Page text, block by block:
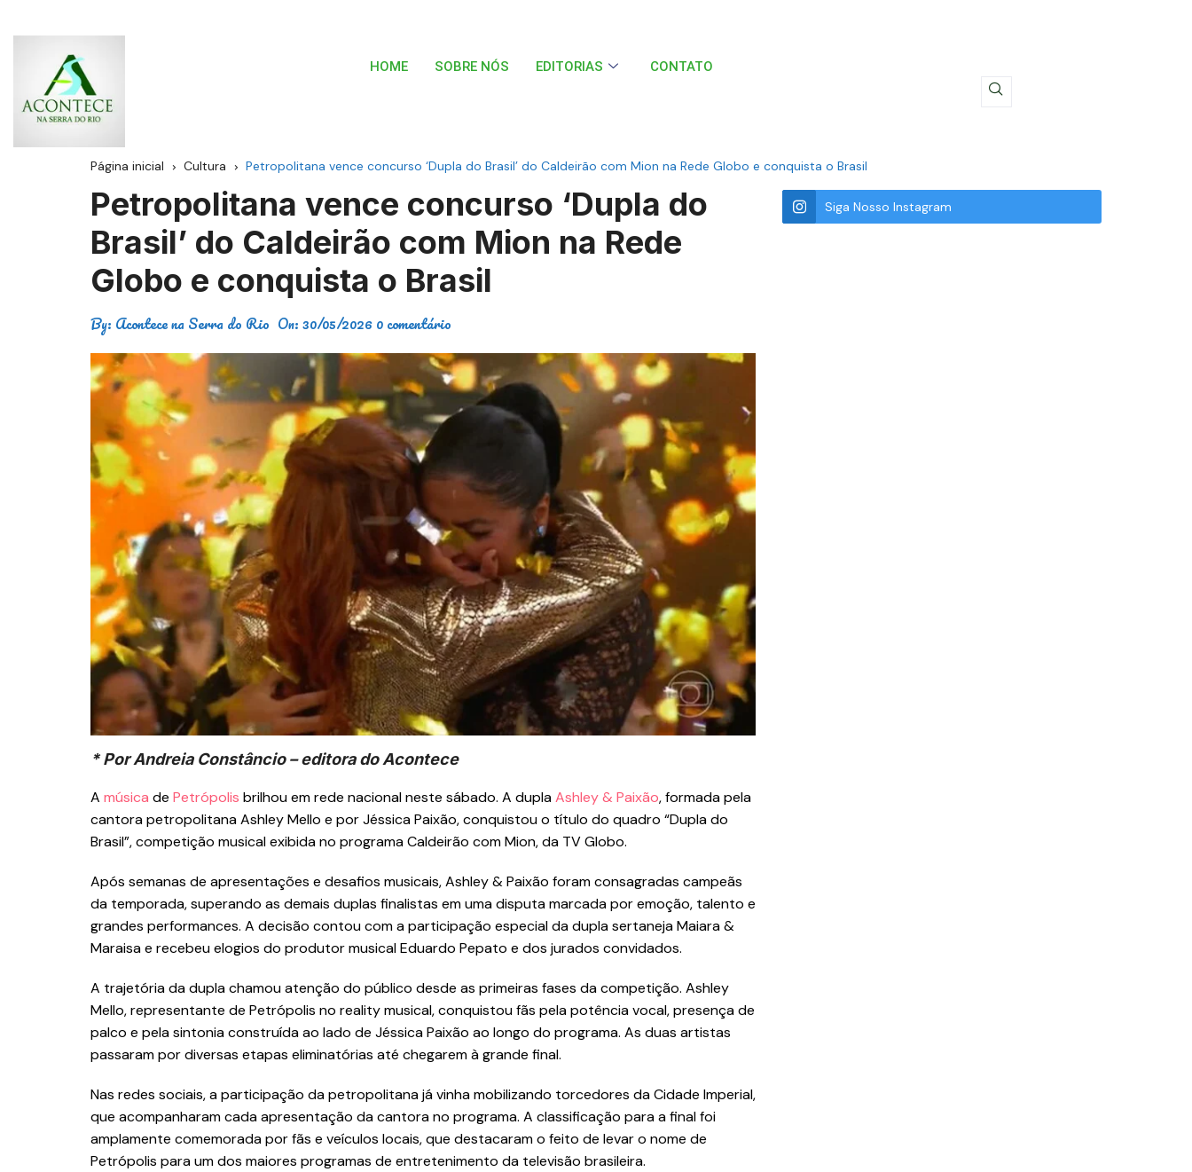
HOME SOBRE NÓS EDITORIAS CONTATO
Página inicial Cultura Petropolitana vence concurso ‘Dupla do Brasil’ do Caldeirão com Mion na Rede Globo e conquista o Brasil
Petropolitana vence concurso ‘Dupla do
Brasil’ do Caldeirão com Mion na Rede
Globo e conquista o Brasil
By: Acontece na Serra do Rio On:30/05/20260 comentário
* Por Andreia Constâncio – editora do Acontece
A música de Petrópolis brilhou em rede nacional neste sábado. A duplaAshley & Paixão, formada pela
cantora petropolitana Ashley Mello e por Jéssica Paixão, conquistou o título do quadro “Dupla do
Brasil”, competição musical exibida no programa Caldeirão com Mion, da TV Globo.
Após semanas de apresentações e desafios musicais, Ashley & Paixão foram consagradas campeãs
da temporada, superando as demais duplas finalistas em uma disputa marcada por emoção, talento e
grandes performances. A decisão contou com a participação especial da dupla sertaneja Maiara &
Maraisa e recebeu elogios do produtor musical Eduardo Pepato e dos jurados convidados.
A trajetória da dupla chamou atenção do público desde as primeiras fases da competição. Ashley
Mello, representante de Petrópolis no reality musical, conquistou fãs pela potência vocal, presença de
palco e pela sintonia construída ao lado de Jéssica Paixão ao longo do programa. As duas artistas
passaram por diversas etapas eliminatórias até chegarem à grande final.
Nas redes sociais, a participação da petropolitana já vinha mobilizando torcedores da Cidade Imperial,
que acompanharam cada apresentação da cantora no programa. A classificação para a final foi
amplamente comemorada por fãs e veículos locais, que destacaram o feito de levar o nome de
Petrópolis para um dos maiores programas de entretenimento da televisão brasileira.
Siga Nosso Instagram